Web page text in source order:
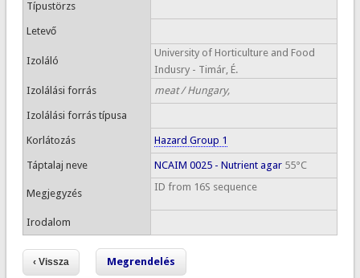
Típustörzs
Letevő
Izoláló
University of Horticulture and Food
Indusry - Timár, É.
Izolálási forrás
meat / Hungary,
Izolálási forrás típusa
Korlátozás Hazard Group 1
Táptalaj neve NCAIM 0025 - Nutrient agar55°C
Megjegyzés
ID from 16S sequence
Irodalom
Megrendelés